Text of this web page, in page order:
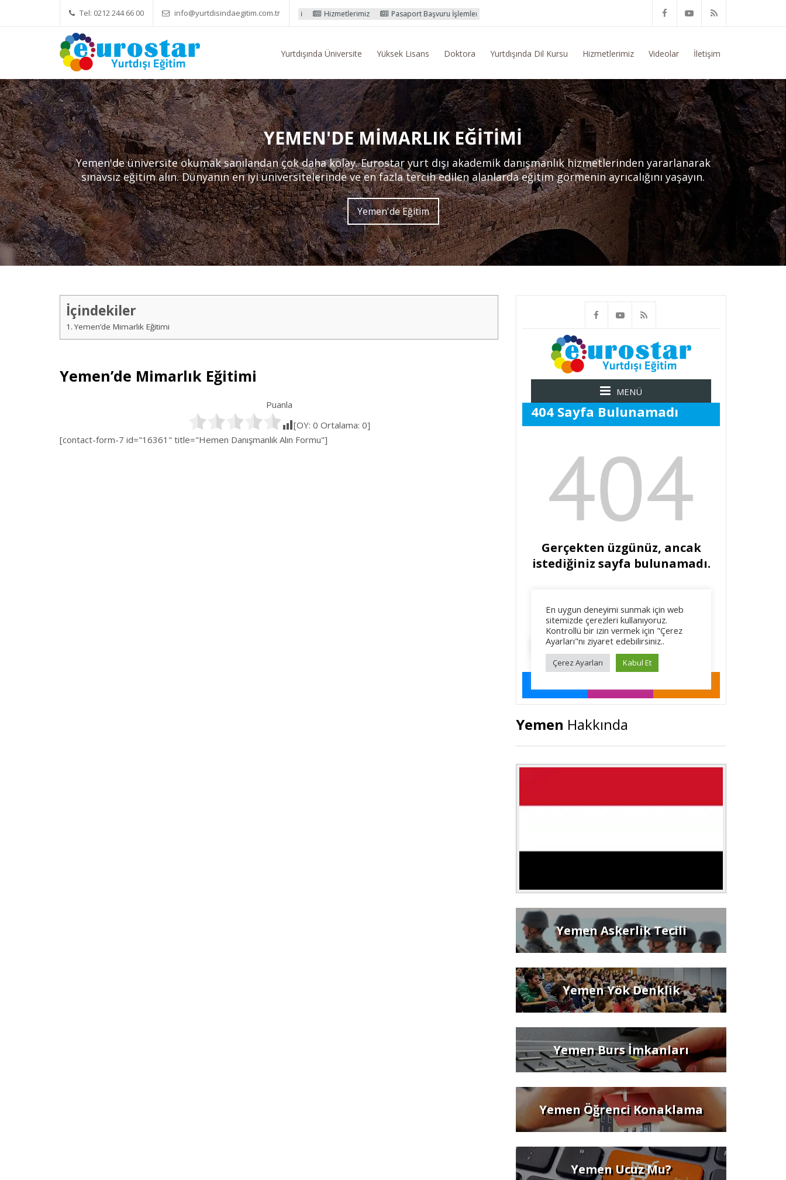
Tel: 0212 244 66 00 info@yurtdisindaegitim.com.tr
Yök Denkliği Önemli Eğitim Ücretleri Hizmetlerimiz Pasaport Başvuru İşlemleri Yurtdışı Eğitim Konusunda Genel Bilgi Talep Ediyorum
Yurtdışında Üniversite Yüksek Lisans Doktora Yurtdışında Dil Kursu Hizmetlerimiz Videolar İletişim
YEMEN'DE MIMARLIK EĞITIMI
Yemen'de üniversite okumak sanılandan çok daha kolay. Eurostar yurt dışı akademik danışmanlık hizmetlerinden yararlanarak
sınavsız eğitim alın. Dünyanın en iyi üniversitelerinde ve en fazla tercih edilen alanlarda eğitim görmenin ayrıcalığını yaşayın.
Yemen'de Eğitim
İçindekiler
Yemen’de Mimarlık Eğitimi
Yemen’de Mimarlık Eğitimi
Puanla
[OY: 0 Ortalama: 0]
[contact-form-7 id="16361" title="Hemen Danışmanlık Alın Formu"]
Yemen Hakkında
Yemen Askerlik Tecili
Yemen Yök Denklik
Yemen Burs İmkanları
Yemen Öğrenci Konaklama
Yemen Ucuz Mu?